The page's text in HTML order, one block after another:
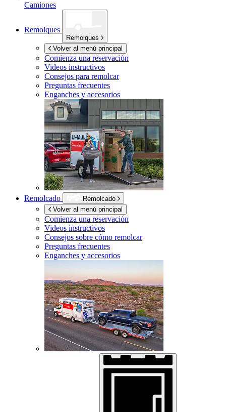
Camiones
Remolques
Remolques
Volver al menú principal
Comienza una reservación
Videos instructivos
Consejos para remolcar
Preguntas frecuentes
Enganches y accesorios
Remolcado
Remolcado
Volver al menú principal
Comienza una reservación
Videos instructivos
Consejos sobre cómo remolcar
Preguntas frecuentes
Enganches y accesorios